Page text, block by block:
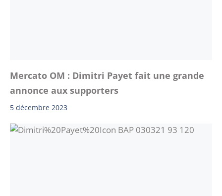
Mercato OM : Dimitri Payet fait une grande
annonce aux supporters
5 décembre 2023